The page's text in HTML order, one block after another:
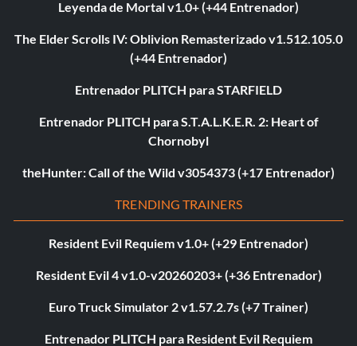
Leyenda de Mortal v1.0+ (+44 Entrenador)
The Elder Scrolls IV: Oblivion Remasterizado v1.512.105.0
(+44 Entrenador)
Entrenador PLITCH para STARFIELD
Entrenador PLITCH para S.T.A.L.K.E.R. 2: Heart of
Chornobyl
theHunter: Call of the Wild v3054373 (+17 Entrenador)
TRENDING TRAINERS
Resident Evil Requiem v1.0+ (+29 Entrenador)
Resident Evil 4 v1.0-v20260203+ (+36 Entrenador)
Euro Truck Simulator 2 v1.57.2.7s (+7 Trainer)
Entrenador PLITCH para Resident Evil Requiem